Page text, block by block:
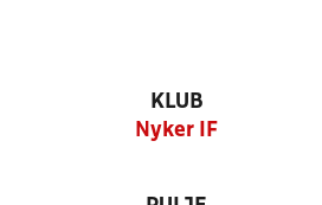
KLUB
Nyker IF